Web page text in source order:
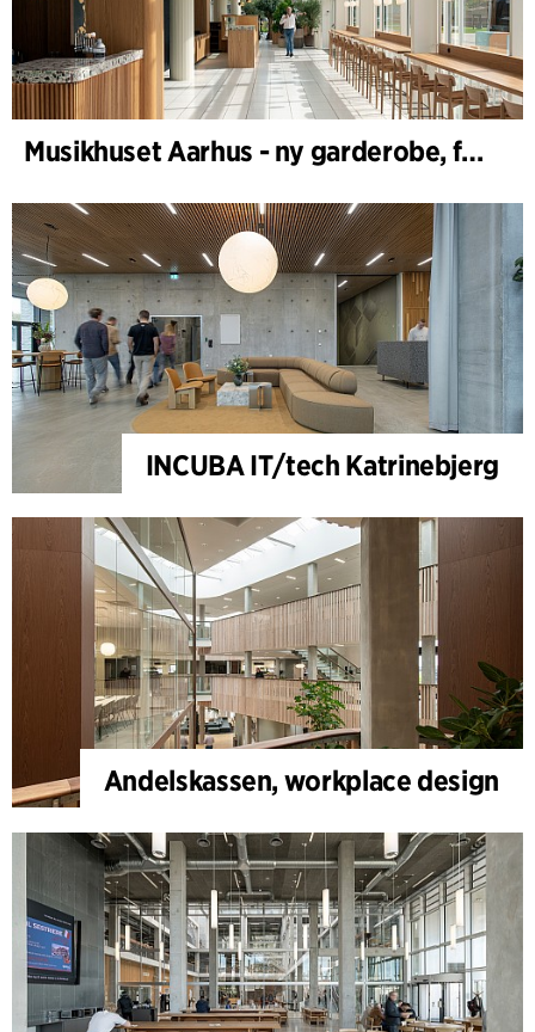
Musikhuset Aarhus - ny garderobe, foyer- og cafébar
INCUBA IT/tech Katrinebjerg
Andelskassen, workplace design